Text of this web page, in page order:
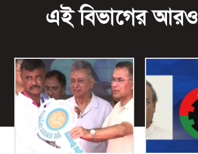
এই বিভাগের আরও